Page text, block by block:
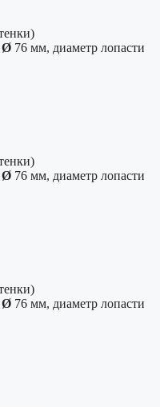
Ø 76 мм, диаметр лопасти
Ø 76 мм, диаметр лопасти
Ø 76 мм, диаметр лопасти